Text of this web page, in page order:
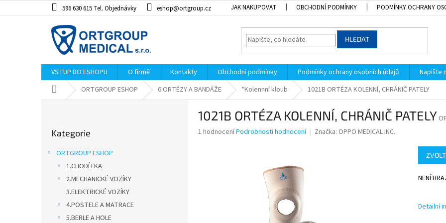
na
596 630 615 Tel. Objednávky eshop@ortgroup.cz JAK NAKUPOVAT OBCHODNÍ PODMÍNKY PODMÍNKY OCHRANY
HLEDAT
VSTUP DO ESHOPU O firmě Kontakty Obchodní podmínky Podmínky ochrany osobních údajů Napište
Domů ORTGROUP ESHOP 6.ORTÉZY A BANDÁŽE *Kolennní kloub 1021B ORTÉZA KOLENNÍ, CHRÁNIČ PATELY
kategorie
Kategorie
ORTGROUP ESHOP
1.CHODÍTKA
2.MECHANICKÉ VOZÍKY
3.ELEKTRICKÉ VOZÍKY
4.POSTELE A MATRACE
5.BERLE A HOLE
1021B ORTÉZA KOLENNÍ, CHRÁNIČ PATELY
Průměrné
1 hodnoceníPodrobnosti hodnocení Značka: OPPO MEDICAL INC.
NENÍ
Detailní